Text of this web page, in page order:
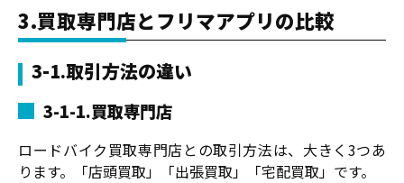
3.買取専門店とフリマアプリの比較
3-1.取引方法の違い
3-1-1.買取専門店
ロードバイク買取専門店との取引方法は、大きく3つあ
ります。「店頭買取」「出張買取」「宅配買取」です。